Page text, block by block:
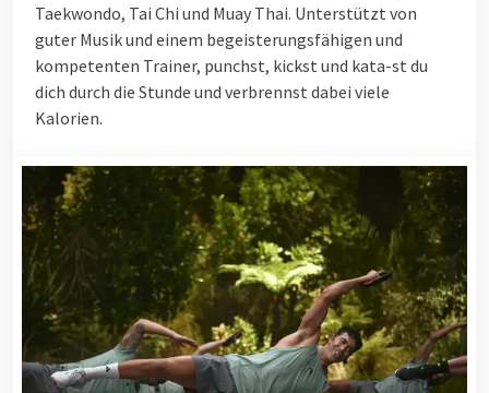
Taekwondo, Tai Chi und Muay Thai. Unterstützt von
guter Musik und einem begeisterungsfähigen und
kompetenten Trainer, punchst, kickst und kata-st du
dich durch die Stunde und verbrennst dabei viele
Kalorien.